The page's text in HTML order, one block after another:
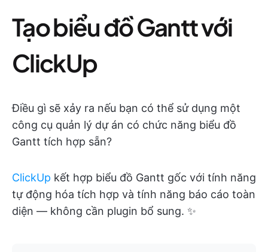
Tạo biểu đồ Gantt với
ClickUp
Điều gì sẽ xảy ra nếu bạn có thể sử dụng một
công cụ quản lý dự án có chức năng biểu đồ
Gantt tích hợp sẵn?
ClickUp kết hợp biểu đồ Gantt gốc với tính năng
tự động hóa tích hợp và tính năng báo cáo toàn
diện — không cần plugin bổ sung. ✨